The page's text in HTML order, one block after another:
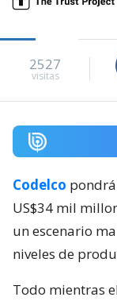
2527
visitas
Codelco
US$34 mil
un escenario
niveles de
Todo mientras